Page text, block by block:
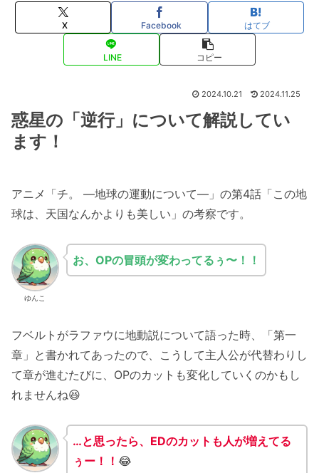
X Facebook はてブ
LINE コピー
2024.10.21 2024.11.25
惑星の「逆行」について解説してい
ます！
アニメ「チ。 ―地球の運動について―」の第4話「この地
球は、天国なんかよりも美しい」の考察です。
ゆんこ
お、OPの冒頭が変わってるぅ〜！！
フベルトがラファウに地動説について語った時、「第一
章」と書かれてあったので、こうして主人公が代替わりし
て章が進むたびに、OPのカットも変化していくのかもし
れませんね😆
…と思ったら、EDのカットも人が増えてる
ぅー！！ 😂